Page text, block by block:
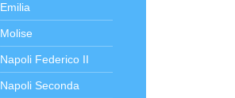
Emilia
Molise
Napoli Federico II
Napoli Seconda